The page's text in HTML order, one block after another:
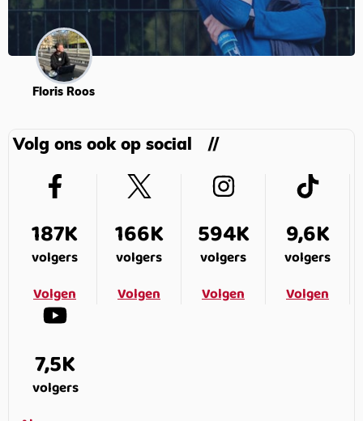
Floris Roos
Volg ons ook op social
187K
volgers
Volgen
166K
volgers
Volgen
594K
volgers
Volgen
9,6K
volgers
Volgen
7,5K
volgers